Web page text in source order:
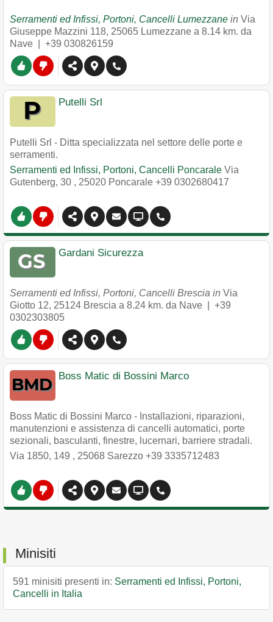
Serramenti ed Infissi, Portoni, Cancelli Lumezzane in Via
Giuseppe Mazzini 118, 25065 Lumezzane a 8.14 km. da
Nave | +39 030826159
Putelli Srl
Putelli Srl - Ditta specializzata nel settore delle porte e
serramenti.
Serramenti ed Infissi, Portoni, Cancelli Poncarale Via
Gutenberg, 30 , 25020 Poncarale +39 0302680417
Gardani Sicurezza
Serramenti ed Infissi, Portoni, Cancelli Brescia in Via
Giotto 12, 25124 Brescia a 8.24 km. da Nave | +39
0302303805
Boss Matic di Bossini Marco
Boss Matic di Bossini Marco - Installazioni, riparazioni,
manutenzioni e assistenza di cancelli automatici, porte
sezionali, basculanti, finestre, lucernari, barriere stradali.
Via 1850, 149 , 25068 Sarezzo +39 3335712483
Minisiti
591 minisiti presenti in: Serramenti ed Infissi, Portoni,
Cancelli in Italia